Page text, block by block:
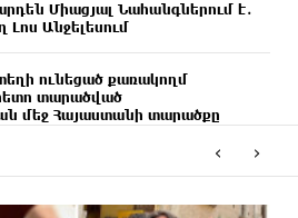
Միացյալ Նահանգներում է․
Լոս Անջելեսում
ունեցած քառակողմ
տարածված
մեջ Հայաստանի տարածքը
Եկեղեցու
‹ ›